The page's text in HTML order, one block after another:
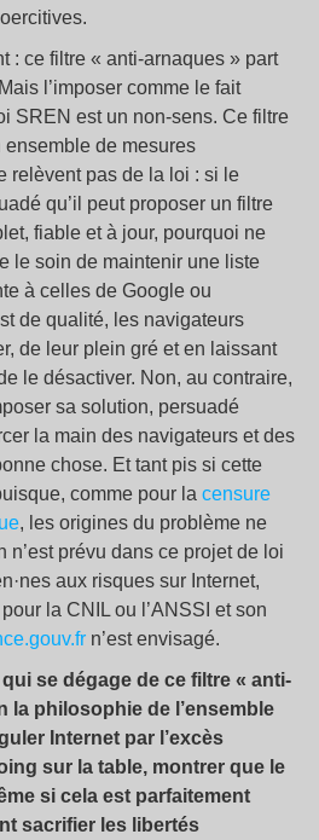
: ce filtre « anti-arnaques » part
l’imposer comme le fait
SREN est un non-sens. Ce filtre
de mesures
relèvent pas de la loi : si le
qu’il peut proposer un filtre
fiable et à jour, pourquoi ne
le soin de maintenir une liste
à celles de Google ou
de qualité, les navigateurs
de leur plein gré et en laissant
le désactiver. Non, au contraire,
sa solution, persuadé
la main des navigateurs et des
chose. Et tant pis si cette
comme pour la censure
, les origines du problème ne
n’est prévu dans ce projet de loi
aux risques sur Internet,
la CNIL ou l’ANSSI et son
n’est envisagé.
se dégage de ce filtre « anti-
la philosophie de l’ensemble
Internet par l’excès
sur la table, montrer que le
si cela est parfaitement
sacrifier les libertés